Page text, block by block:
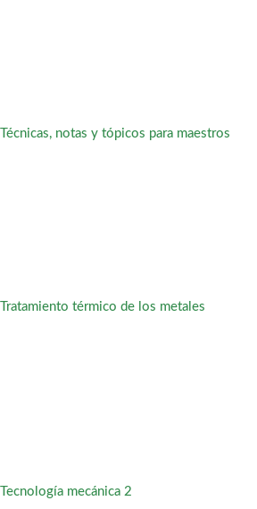
Técnicas, notas y tópicos para maestros
Tratamiento térmico de los metales
Tecnología mecánica 2